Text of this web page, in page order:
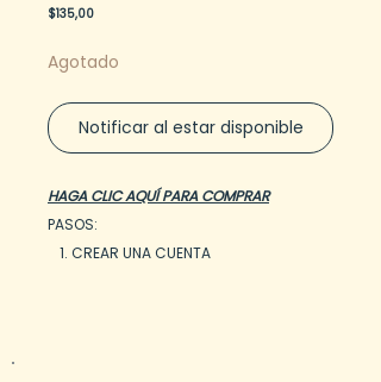
$135,00Precio
Agotado
Notificar al estar disponible
HAGA CLIC AQUÍ PARA COMPRAR
PASOS:
CREAR UNA CUENTA